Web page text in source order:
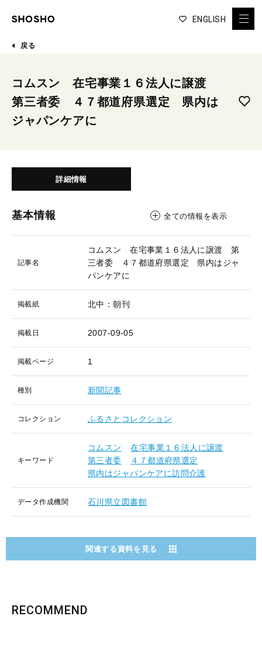
ENGLISH
戻る
コムスン 在宅事業１６法人に譲渡
第三者委 ４７都道府県選定 県内は
ジャパンケアに
詳細情報
基本情報 全ての情報を表示
記事名
コムスン 在宅事業１６法人に譲渡 第
三者委 ４７都道府県選定 県内はジャ
パンケアに
掲載紙 北中：朝刊
掲載日 2007-09-05
掲載ページ 1
種別 新聞記事
コレクション ふるさとコレクション
キーワード
コムスン
在宅事業１６法人に譲渡
第三者委
４７都道府県選定
県内はジャパンケアに訪問介護
データ作成機関 石川県立図書館
関連する資料を見る
RECOMMEND